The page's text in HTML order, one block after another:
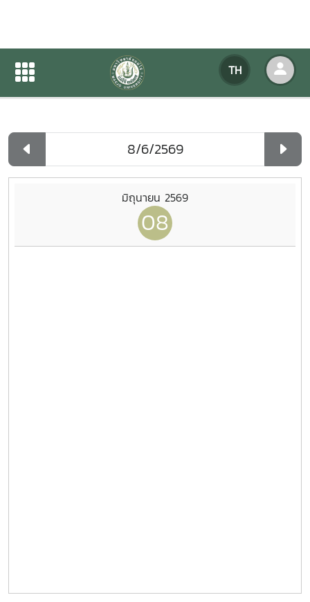
TH
ปฏิทินกิจกรรมของหน่วยงาน
ปฏิทินกิจกรรมของหน่วยงาน
มิถุนายน 2569
08